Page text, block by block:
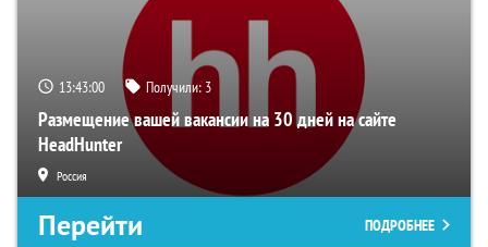
13:42:59 Получили: 3
Размещение вашей вакансии на 30 дней на сайте
HeadHunter
Россия
Перейти ПОДРОБНЕЕ